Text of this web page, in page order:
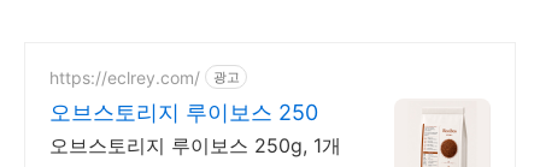
https://eclrey.com/ 광고
오브스토리지 루이보스 250
오브스토리지 루이보스 250g, 1개